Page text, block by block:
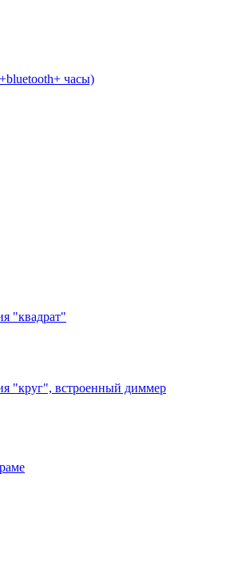
часы)
"квадрат"
"круг", встроенный диммер